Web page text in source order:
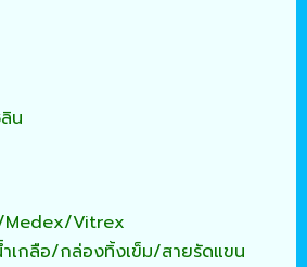
น
Vitrex
เกลือ/กล่องทิ้งเข็ม/สายรัดแขน